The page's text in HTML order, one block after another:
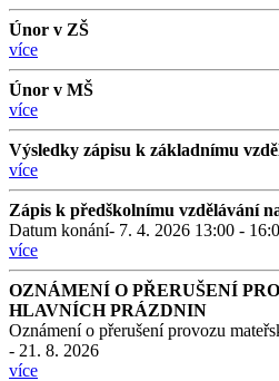
Únor v ZŠ
více
Únor v MŠ
více
Výsledky zápisu k základnímu
více
Zápis k předškolnímu vzdělávání
Datum konání- 7. 4. 2026 13:00 -
více
OZNÁMENÍ O PŘERUŠENÍ
HLAVNÍCH PRÁZDNIN
Oznámení o přerušení provozu
- 21. 8. 2026
více